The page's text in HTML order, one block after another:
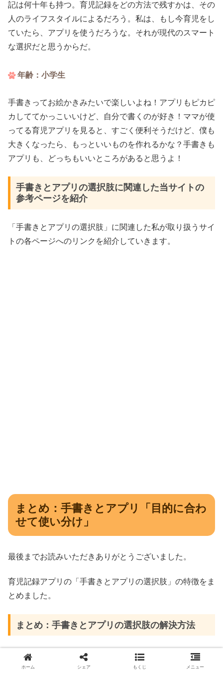
記は何十年も持つ。育児記録をどの方法で残すかは、その
人のライフスタイルによるだろう。私は、もし今育児をし
ていたら、アプリを使うだろうな。それが現代のスマート
な選択だと思うからだ。
年齢：小学生
手書きってお絵かきみたいで楽しいよね！アプリもピカピ
カしててかっこいいけど、自分で書くのが好き！ママが使
ってる育児アプリを見ると、すごく便利そうだけど、僕も
大きくなったら、もっといいものを作れるかな？手書きも
アプリも、どっちもいいところがあると思うよ！
手書きとアプリの選択肢に関連した当サイトの
参考ページを紹介
「手書きとアプリの選択肢」に関連した私が取り扱うサイ
トの各ページへのリンクを紹介していきます。
まとめ：手書きとアプリ「目的に合わ
せて使い分け」
最後までお読みいただきありがとうございました。
育児記録アプリの「手書きとアプリの選択肢」の特徴をま
とめました。
まとめ：手書きとアプリの選択肢の解決方法
育児記録アプリ/手書きとアプリの選択肢に関するページ
内の情報をまとめていきます。
ホーム シェア もくじ メニュー